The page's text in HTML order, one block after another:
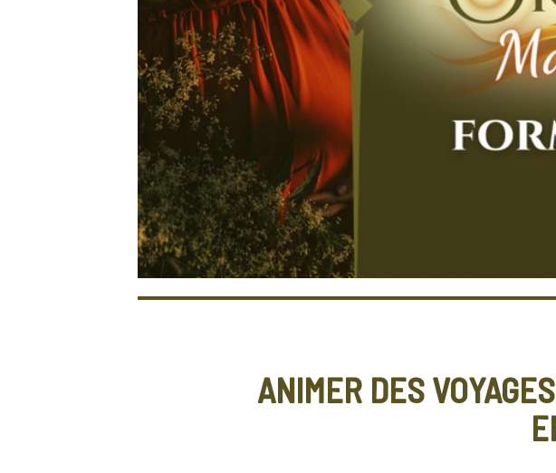
ANIMER DES